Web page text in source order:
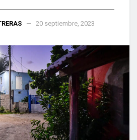
20 septiembre, 2023